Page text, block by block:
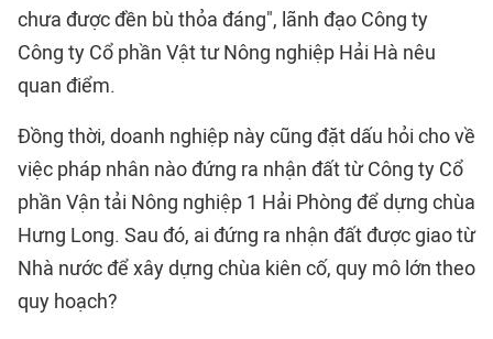
chưa được đền bù thỏa đáng", lãnh đạo Công ty
Công ty Cổ phần Vật tư Nông nghiệp Hải Hà nêu
quan điểm.
Đồng thời, doanh nghiệp này cũng đặt dấu hỏi cho về
việc pháp nhân nào đứng ra nhận đất từ Công ty Cổ
phần Vận tải Nông nghiệp 1 Hải Phòng để dựng chùa
Hưng Long. Sau đó, ai đứng ra nhận đất được giao từ
Nhà nước để xây dựng chùa kiên cố, quy mô lớn theo
quy hoạch?